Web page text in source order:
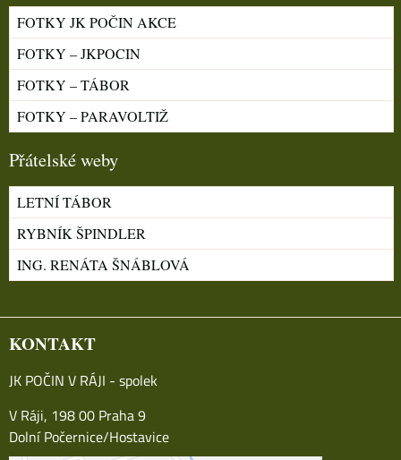
FOTKY JK POČIN AKCE
FOTKY – JKPOCIN
FOTKY – TÁBOR
FOTKY – PARAVOLTIŽ
Přátelské weby
LETNÍ TÁBOR
RYBNÍK ŠPINDLER
ING. RENÁTA ŠNÁBLOVÁ
KONTAKT
JK POČIN V RÁJI - spolek
V Ráji, 198 00 Praha 9
Dolní Počernice/Hostavice